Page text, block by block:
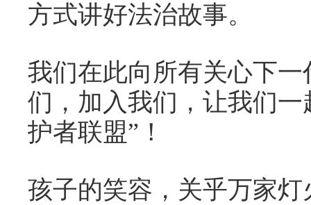
方式讲好法治故事。
我们在此向所有关心下
们，加入我们，让我们
护者联盟”！
孩子的笑容，关乎万家